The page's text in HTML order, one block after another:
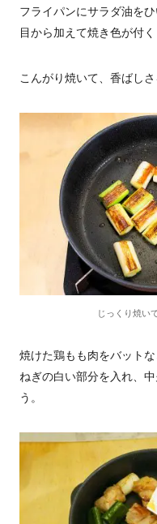
フライパンにサラダ油を
目から加えて焼き色が付く
こんがり焼いて、香ばしさ
じっくり焼い
焼けた鶏もも肉をバット
ねぎの白い部分を入れ、
う。